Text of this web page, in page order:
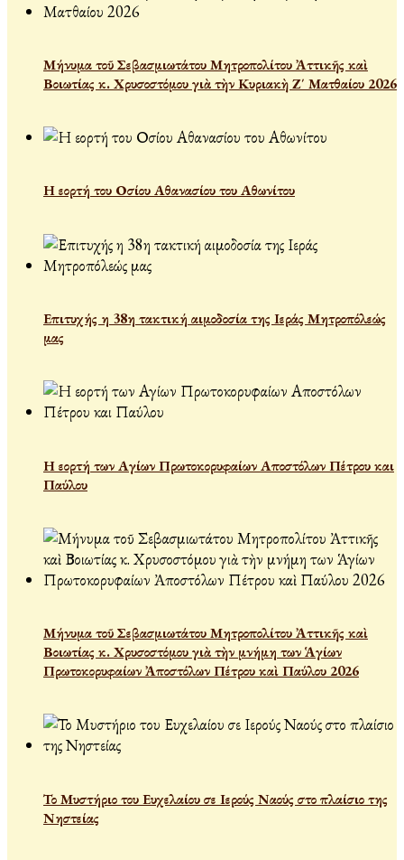
Μήνυμα τοῦ Σεβασμιωτάτου Μητροπολίτου Ἀττικῆς καὶ
Βοιωτίας κ. Χρυσοστόμου γιὰ τὴν Κυριακὴ Ζ΄ Ματθαίου 2026
Η εορτή του Οσίου Αθανασίου του Αθωνίτου
Επιτυχής η 38η τακτική αιμοδοσία της Ιεράς Μητροπόλεώς
μας
Η εορτή των Αγίων Πρωτοκορυφαίων Αποστόλων Πέτρου και
Παύλου
Μήνυμα τοῦ Σεβασμιωτάτου Μητροπολίτου Ἀττικῆς καὶ
Βοιωτίας κ. Χρυσοστόμου γιὰ τὴν μνήμη των Ἁγίων
Πρωτοκορυφαίων Ἀποστόλων Πέτρου καὶ Παύλου 2026
Το Μυστήριο του Ευχελαίου σε Ιερούς Ναούς στο πλαίσιο της
Νηστείας